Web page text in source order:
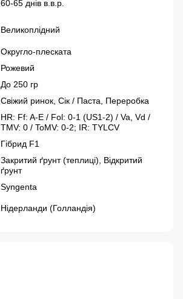
60-65 днів в.в.р.
Великоплідний
Округло-плеската
Рожевий
До 250 гр
Свіжий ринок, Сік / Паста, Переробка
HR: Ff: A-E / Fol: 0-1 (US1-2) / Va, Vd /
TMV: 0 / ToMV: 0-2; IR: TYLCV
Гібрид F1
Закритий ґрунт (теплиці), Відкритий
ґрунт
Syngenta
Нідерланди (Голландія)